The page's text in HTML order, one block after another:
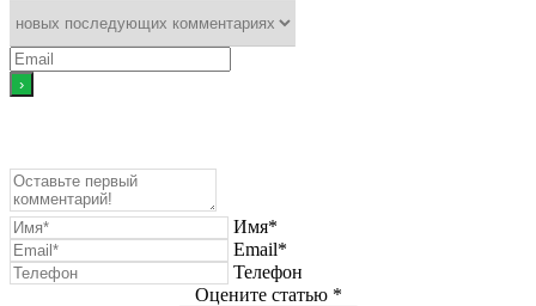
Имя*
Email*
Телефон
Оцените статью *